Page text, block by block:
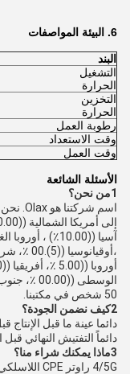
6. البيئة المواصفات
البند
التشغيل
الحرارة
التخزين
الحرارة
رطوبة العمل
وقت الاستعداد
وقت العمل
الأسئلة الشائعة
1من نحن؟
50 شخص في مكتبنا.
2كيف نضمن الجودة؟
دائما عينة ما قبل الإنتاج
دائماً التفتيش النهائي
3ماذا يمكنك شراء منا؟